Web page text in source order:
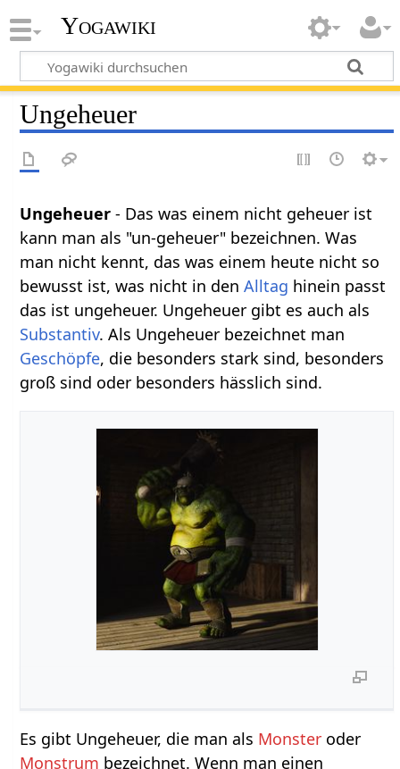
Yogawiki
Ungeheuer
Ungeheuer- Das was einem nicht geheuer ist
kann man als "un-geheuer" bezeichnen. Was
man nicht kennt, das was einem heute nicht so
bewusst ist, was nicht in denAlltag hinein passt
das ist ungeheuer. Ungeheuer gibt es auch als
Substantiv. Als Ungeheuer bezeichnet man
Geschöpfe, die besonders stark sind, besonders
groß sind oder besonders hässlich sind.
Es gibt Ungeheuer, die man als Monster oder
Monstrum bezeichnet. Wenn man einen